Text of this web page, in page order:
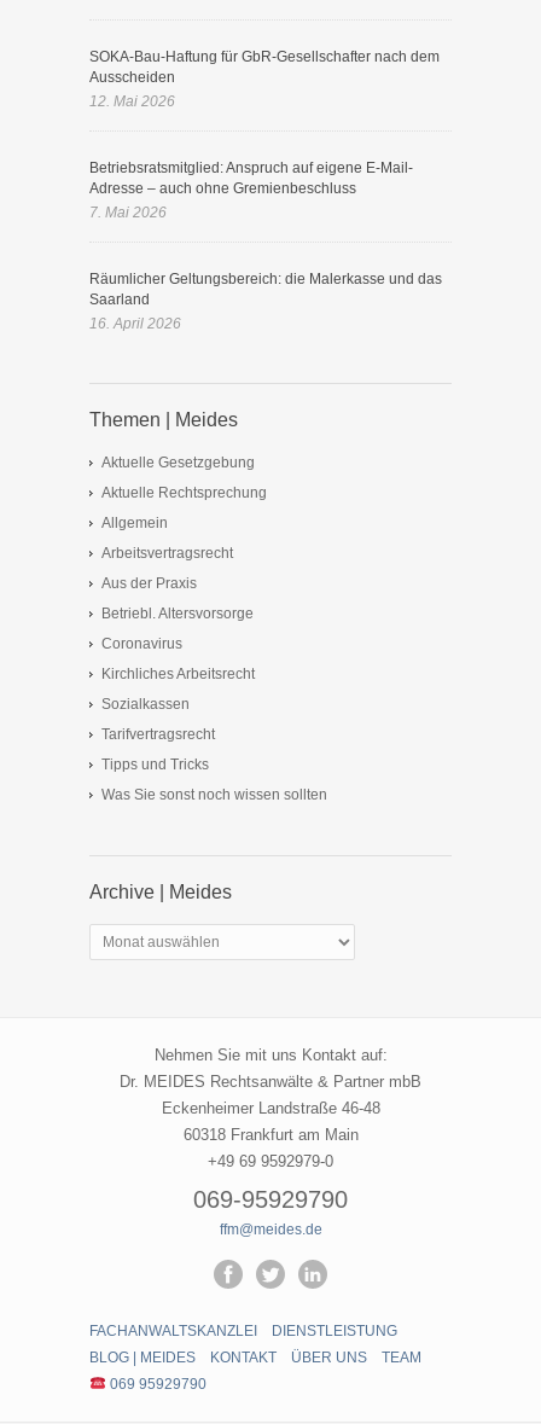
SOKA-Bau-Haftung für GbR-Gesellschafter nach dem
Ausscheiden
12. Mai 2026
Betriebsratsmitglied: Anspruch auf eigene E-Mail-
Adresse – auch ohne Gremienbeschluss
7. Mai 2026
Räumlicher Geltungsbereich: die Malerkasse und das
Saarland
16. April 2026
Themen | Meides
Aktuelle Gesetzgebung
Aktuelle Rechtsprechung
Allgemein
Arbeitsvertragsrecht
Aus der Praxis
Betriebl. Altersvorsorge
Coronavirus
Kirchliches Arbeitsrecht
Sozialkassen
Tarifvertragsrecht
Tipps und Tricks
Was Sie sonst noch wissen sollten
Archive | Meides
Archive
|
Nehmen Sie mit uns Kontakt auf:
Dr. MEIDES Rechtsanwälte & Partner mbB
Eckenheimer Landstraße 46-48
60318 Frankfurt am Main
+49 69 9592979-0
069-95929790
ffm@meides.de
FACHANWALTSKANZLEI
DIENSTLEISTUNG
BLOG | MEIDES
KONTAKT ÜBER UNS
TEAM
069 95929790